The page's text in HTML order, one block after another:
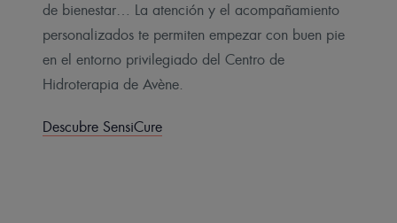
de bienestar… La atención y el acompañamiento
personalizados te permiten empezar con buen pie
en el entorno privilegiado del Centro de
Hidroterapia de Avène.
Descubre SensiCure